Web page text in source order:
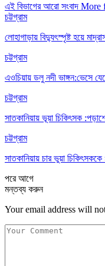
এই বিভাগের আরো সংবাদ More
চট্টগ্রাম
লোহাগাড়ায় বিদ্যুৎস্পৃষ্ট হয়ে
চট্টগ্রাম
এওচিয়ায় ডলু নদী ভাঙ্গন:ভেসে
চট্টগ্রাম
সাতকানিয়ায় ভূয়া চিকিৎসক
চট্টগ্রাম
সাতকানিয়ায় চার ভুয়া চিকিৎসককে
পরেআগে
মন্তব্য করুন
Your email address will